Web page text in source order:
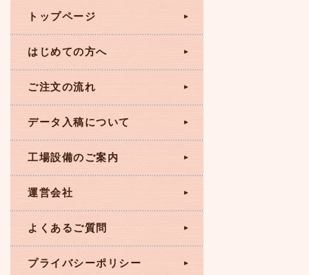
トップページ
はじめての方へ
ご注文の流れ
データ入稿について
工場設備のご案内
運営会社
よくあるご質問
プライバシーポリシー